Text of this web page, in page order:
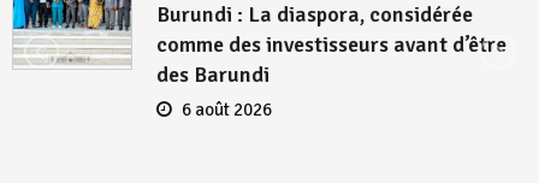
Burundi : La diaspora, considérée
comme des investisseurs avant d’être
des Barundi
6 août 2026